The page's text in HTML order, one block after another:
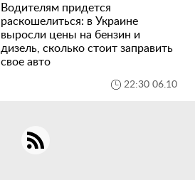
Водителям придется
раскошелиться: в Украине
выросли цены на бензин и
дизель, сколько стоит заправить
свое авто
22:30 06.10